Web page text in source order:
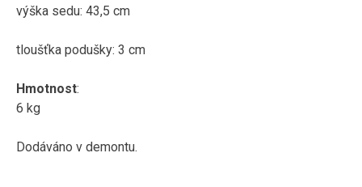
výška sedu: 43,5 cm
tloušťka podušky: 3 cm
Hmotnost:
6 kg
Dodáváno v demontu.